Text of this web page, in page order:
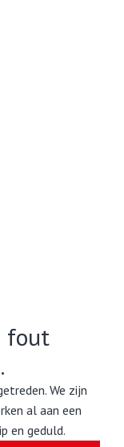
fout
We zijn
al aan een
en geduld.